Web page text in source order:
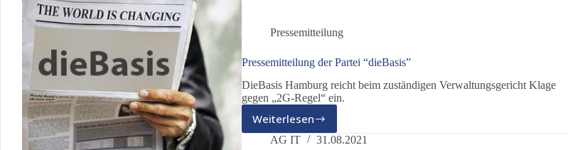
Pressemitteilung
Pressemitteilung der Partei “dieBasis”
DieBasis Hamburg reicht beim zuständigen Verwaltungsgericht Klage
gegen „2G-Regel“ ein.
WeiterlesenPressemitteilung
der
AG IT 31.08.2021